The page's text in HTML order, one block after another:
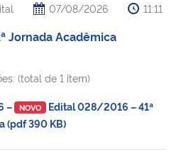
07/08/2026 11:11
Jornada Acadêmica
(total de 1 item)
– NOVO Edital 028/2016 – 41ª
(pdf 390 KB)